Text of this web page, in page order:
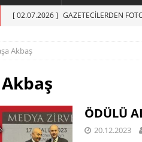
[ 02.07.2026 ] GAZETECİLERDEN
[ 27.05.2026 ]
[ 19.05.2026 ]
[ 05.07.2026 ]
AYPA
Akbaş
ÖDÜLÜ
20.12.2023